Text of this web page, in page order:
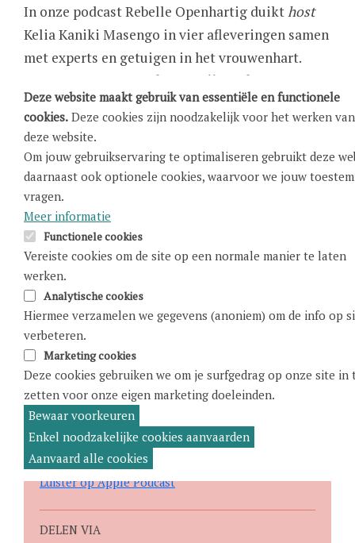
In onze podcast Rebelle Openhartig duikthost
KeliaKaniki Masengo in vier afleveringen samen
met experts en getuigen inhet vrouwenhart.
Vrouwen- en mannenharten zijn anders
velen, ook zorgverleners, weten dat niet. We
gaan in de geneeskunde nog altijd uit van het
mannenlichaam als de norm. Symptomen die
zich meestal voordoen bij vrouwen worden
daarom vaak niet (op tijd) herkend. Daarnaast
zijn er specifieke risicofactoren verbonden aan
zwangerschap, borstkanker en menopauze, maar
daar zijn we ons niet bewust van. En ook
eventuele behandelingen zijn
van het vrouwenlijfafgesteld. Spoiler: dit kost
mensenlevens.
afleveringen.
Meer info over de podcast
Luister op Spotify
Luister op Apple Podcast
DELEN VIA
Deze website maakt gebruik van essentiële en functionele
cookies. Deze cookies zijn noodzakelijk voor het werken van
deze website.
Om jouw gebruikservaring te optimaliseren gebruikt deze
daarnaast ook optionele cookies, waarvoor we jouw
vragen.
Meer informatie
Functionele cookies
Vereiste cookies om de site op een normale manier te laten
werken.
Analytische cookies
Hiermee verzamelen we gegevens (anoniem) om de info op
verbeteren.
Marketing cookies
Deze cookies gebruiken we om je surfgedrag op onze site in
zetten voor onze eigen marketing doeleinden.
Bewaar voorkeuren
Enkel noodzakelijke cookies aanvaarden
Aanvaard alle cookies
intrekken